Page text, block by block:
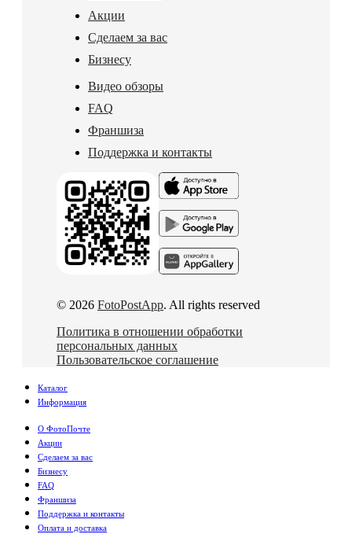
Акции
Сделаем за вас
Бизнесу
Видео обзоры
FAQ
Франшиза
Поддержка и контакты
© 2026 FotoPostApp. All rights reserved
Политика в отношении обработки
персональных данных
Пользовательское соглашение
Каталог
Информация
О ФотоПочте
Акции
Сделаем за вас
Бизнесу
FAQ
Франшиза
Поддержка и контакты
Оплата и доставка